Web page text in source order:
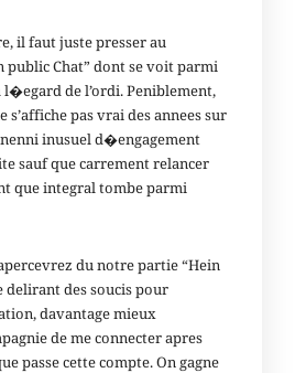
il faut juste presser au
public Chat” dont se voit parmi
de l’ordi. Peniblement,
pas vrai des annees sur
nenni inusuel d�engagement
sauf que carrement relancer
que integral tombe parmi
du notre partie “Hein
delirant des soucis pour
davantage mieux
de me connecter apres
passe cette compte. On gagne